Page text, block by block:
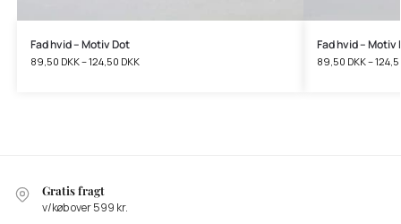
Fad hvid – Motiv Dot
89,50 DKK–124,50 DKK
Fad hvid – Motiv
89,50 DKK–
Gratis fragt
v/køb over 599 kr.